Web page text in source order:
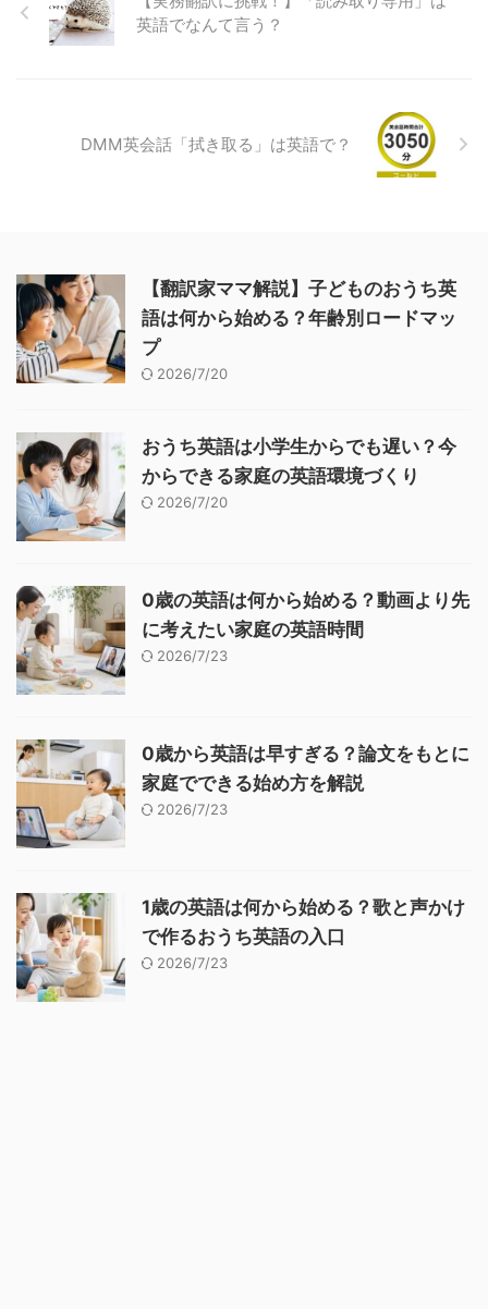
英語でなんて言う？
DMM英会話「拭き取る」は英語で？
【翻訳家ママ解説】子どものおうち英
語は何から始める？年齢別ロードマッ
プ
2026/7/20
おうち英語は小学生からでも遅い？今
からできる家庭の英語環境づくり
2026/7/20
0歳の英語は何から始める？動画より先
に考えたい家庭の英語時間
2026/7/23
0歳から英語は早すぎる？論文をもとに
家庭でできる始め方を解説
2026/7/23
1歳の英語は何から始める？歌と声かけ
で作るおうち英語の入口
2026/7/23